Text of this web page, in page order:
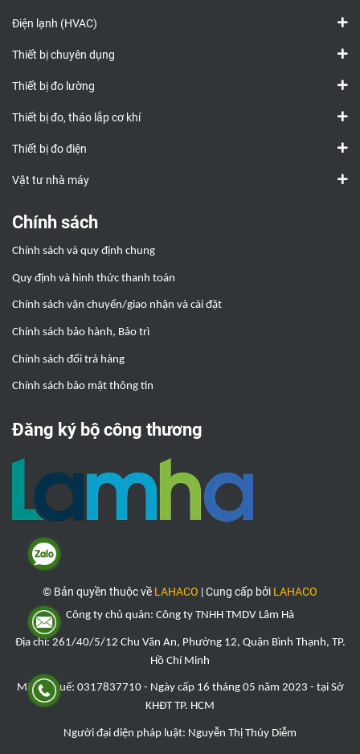
Điện lạnh (HVAC)
Thiết bị chuyên dụng
Thiết bị đo lường
Thiết bị đo, tháo lắp cơ khí
Thiết bị đo điện
Vật tư nhà máy
Chính sách
Chính sách và quy định chung
Quy định và hình thức thanh toán
Chính sách vận chuyển/giao nhận và cài đặt
Chính sách bảo hành, Bảo trì
Chính sách đổi trả hàng
Chính sách bảo mật thông tin
Đăng ký bộ công thương
© Bản quyền thuộc về LAHACO |Cung cấp bởi LAHACO
Công ty chủ quản: Công ty TNHH TMDV Lâm Hà
Địa chỉ: 261/40/5/12 Chu Văn An, Phường 12, Quận Bình Thạnh, TP.
Hồ Chí Minh
Mã số thuế: 0317837710 - Ngày cấp 16 tháng 05 năm 2023 - tại Sở
KHĐT TP. HCM
Người đại diện pháp luật: Nguyễn Thị Thúy Diễm